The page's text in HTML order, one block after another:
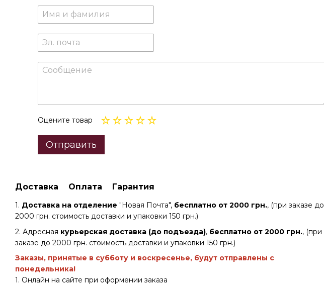
Оцените товар
Отправить
Доставка Оплата Гарантия
1. Доставка на отделение "Новая Почта", бесплатно от 2000 грн., (при заказе до
2000 грн. стоимость доставки и упаковки 150 грн.)
2. Адресная курьерская доставка (до подъезда), бесплатно от 2000 грн., (при
заказе до 2000 грн. стоимость доставки и упаковки 150 грн.)
Заказы, принятые в субботу и воскресенье, будут отправлены с
понедельника!
1. Онлайн на сайте при оформении заказа